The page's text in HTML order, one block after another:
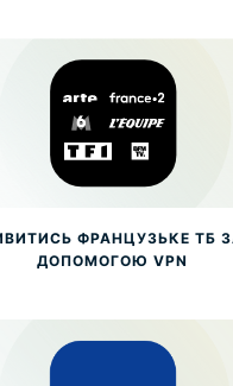
ФРАНЦУЗЬКЕ ТБ
ДОПОМОГОЮ VPN